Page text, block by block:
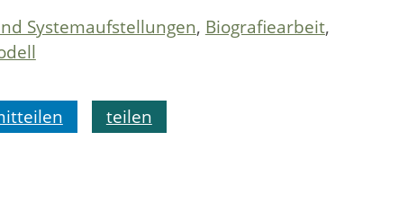
Systemaufstellungen, Biografiearbeit,
teilen